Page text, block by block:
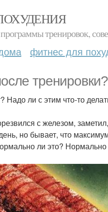
тренировок,
фитнес для
тренировки?
ли с этим что-то
с железом,
но бывает, что
ли это? Нормально